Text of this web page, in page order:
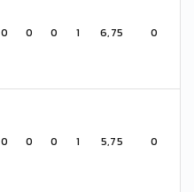
0 0 0 1 6,75 0
0 0 0 1 5,75 0